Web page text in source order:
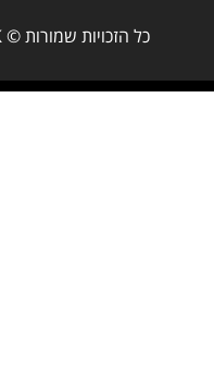
כל הזכויות שמורות © OK יועצים לניהול 2009-2025